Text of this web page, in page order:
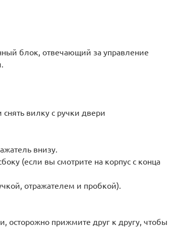
блок, отвечающий за управление
вилку с ручки двери
внизу.
(если вы смотрите на корпус с конца
отражателем и пробкой).
осторожно прижмите друг к другу, чтобы